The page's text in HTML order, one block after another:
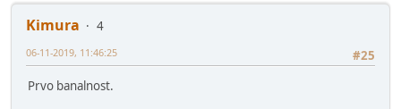
Kimura
4
#25
06-11-2019, 11:46:25
Prvo banalnost.